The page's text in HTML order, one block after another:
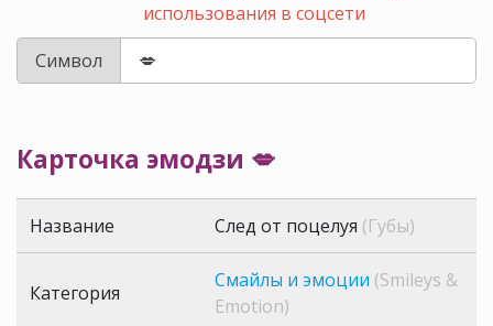
использования в соцсети
Символ
Карточка эмодзи 💋
Название След от поцелуя (Губы)
Категория
Смайлы и эмоции (Smileys &
Emotion)